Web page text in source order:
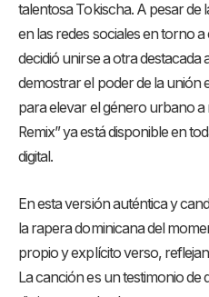
talentosa Tokischa. A pesar de
en las redes sociales en torno
decidió unirse a otra destacada
demostrar el poder de la unión
para elevar el género urbano a
Remix” ya está disponible en
digital.
En esta versión auténtica y
la rapera dominicana del
propio y explícito verso,
La canción es un testimonio de